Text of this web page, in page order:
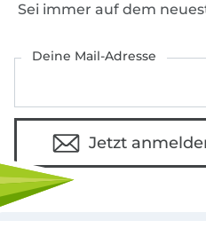
Sei immer auf dem
Deine Mail-Adresse
Jetzt